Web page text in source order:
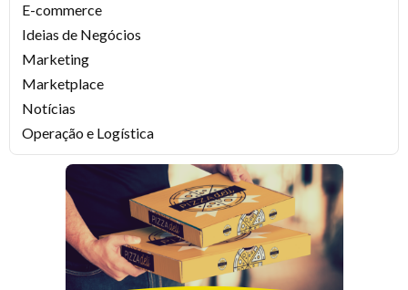
E-commerce
Ideias de Negócios
Marketing
Marketplace
Notícias
Operação e Logística